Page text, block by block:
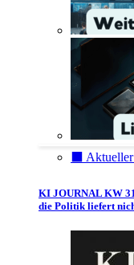
⬛️
KI JOURNAL KW
die Politik liefert